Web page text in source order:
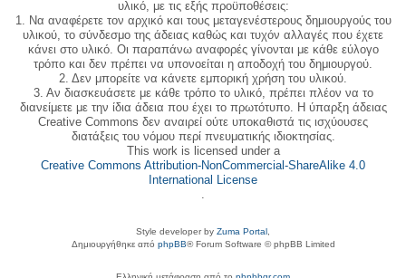
υλικό, με τις εξής προϋποθέσεις:
1. Να αναφέρετε τον αρχικό και τους μεταγενέστερους δημιουργούς του
υλικού, το σύνδεσμο της άδειας καθώς και τυχόν αλλαγές που έχετε
κάνει στο υλικό. Οι παραπάνω αναφορές γίνονται με κάθε εύλογο
τρόπο και δεν πρέπει να υπονοείται η αποδοχή του δημιουργού.
2. Δεν μπορείτε να κάνετε εμπορική χρήση του υλικού.
3. Αν διασκευάσετε με κάθε τρόπο το υλικό, πρέπει πλέον να το
διανείμετε με την ίδια άδεια που έχει το πρωτότυπο. Η ύπαρξη άδειας
Creative Commons δεν αναιρεί ούτε υποκαθιστά τις ισχύουσες
διατάξεις του νόμου περί πνευματικής ιδιοκτησίας.
This work is licensed under a
Creative Commons Attribution-NonCommercial-ShareAlike 4.0
International License
.
Style developer by Zuma Portal
Δημιουργήθηκε από phpBB® Forum Software © phpBB Limited